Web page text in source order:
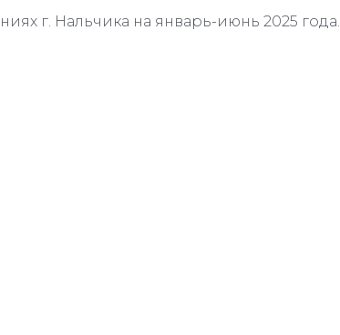
г. Нальчика на январь-июнь 2025 года.